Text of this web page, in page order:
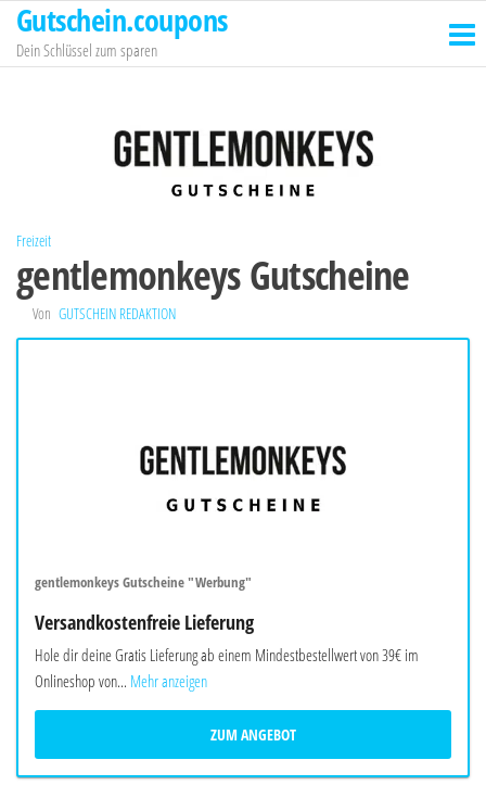
Zum
Inhalt
springen
Gutschein.coupons
Dein Schlüssel zum sparen
Freizeit
gentlemonkeys Gutscheine
Von GUTSCHEIN REDAKTION
gentlemonkeys Gutscheine "Werbung"
Versandkostenfreie Lieferung
Hole dir deine Gratis Lieferung ab einem Mindestbestellwert von 39€ im
Onlineshop von... Mehr anzeigen
ZUM ANGEBOT